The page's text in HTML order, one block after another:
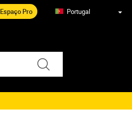
Portugal
Espaço Pro